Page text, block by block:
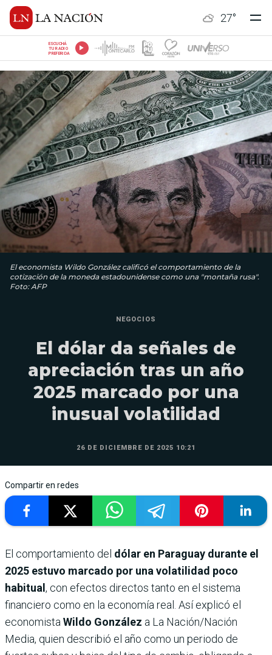
27°
ESCUCHÁ
TU RADIO
PREFERIDA
El economista Wildo González calificó el comportamiento de la
cotización de la moneda estadounidense como una "montaña rusa".
Foto: AFP
NEGOCIOS
El dólar da señales de
apreciación tras un año
2025 marcado por una
inusual volatilidad
26 DE DICIEMBRE DE 2025 10:21
Compartir en redes
El comportamiento del dólar en Paraguay durante el
2025 estuvo marcado por una volatilidad poco
habitual, con efectos directos tanto en el sistema
financiero como en la economía real. Así explicó el
economista Wildo González a La Nación/Nación
Media, quien describió el año como un periodo de